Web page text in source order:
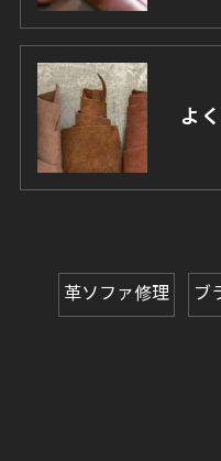
よ
革ソファ修理 ブ